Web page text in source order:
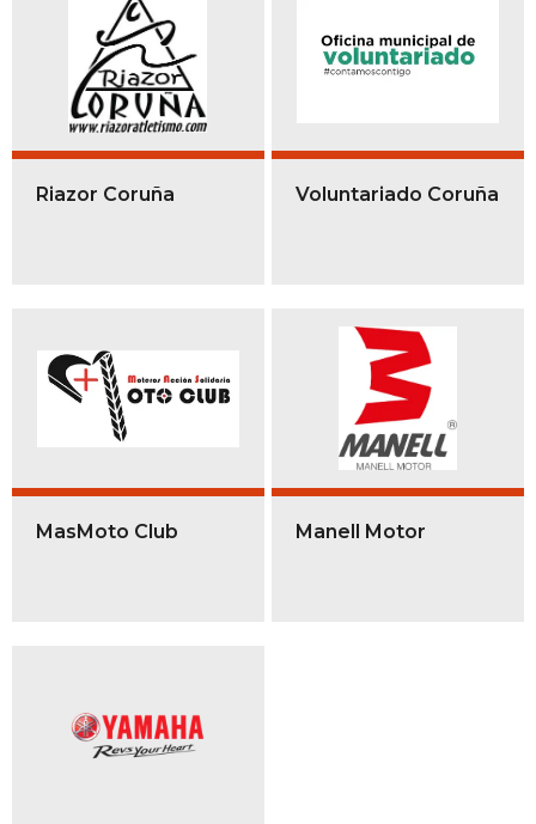
Riazor Coruña Voluntariado Coruña
MasMoto Club Manell Motor